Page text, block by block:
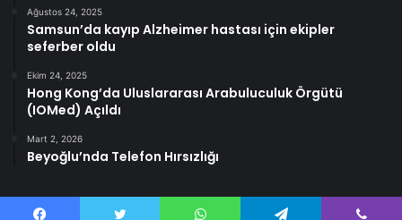
Ağustos 24, 2025
Samsun’da kayıp Alzheimer hastası için ekipler
seferber oldu
Ekim 24, 2025
Hong Kong’da Uluslararası Arabuluculuk Örgütü
(IOMed) Açıldı
Mart 2, 2026
Beyoğlu’nda Telefon Hırsızlığı